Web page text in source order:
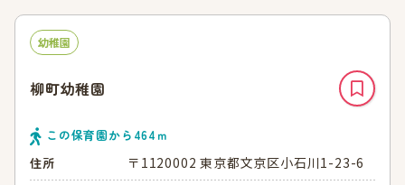
幼稚園
柳町幼稚園
この保育園から 464 ｍ
住所
〒1120002 東京都文京区小石川1-23-6